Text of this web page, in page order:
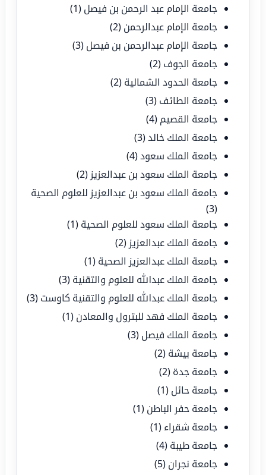
جامعة الإمام عبد الرحمن بن فيصل (1)
جامعة الإمام عبدالرحمن (2)
جامعة الإمام عبدالرحمن بن فيصل (3)
جامعة الجوف (2)
جامعة الحدود الشمالية (2)
جامعة الطائف (3)
جامعة القصيم (4)
جامعة الملك خالد(3)
جامعة الملك سعود(4)
جامعة الملك سعود بن عبدالعزيز (2)
جامعة الملك سعود بن عبدالعزيز للعلوم الصحية
(3)
جامعة الملك سعود للعلوم الصحية (1)
جامعة الملك عبدالعزيز (2)
جامعة الملك عبدالعزيز الصحية (1)
جامعة الملك عبدالله للعلوم والتقنية (3)
جامعة الملك عبدالله للعلوم والتقنية كاوست (3)
جامعة الملك فهد للبترول والمعادن (1)
جامعة الملك فيصل (3)
جامعة بيشة (2)
جامعة جدة (2)
جامعة حائل (1)
جامعة حفر الباطن (1)
جامعة شقراء (1)
جامعة طيبة (4)
جامعة نجران (5)